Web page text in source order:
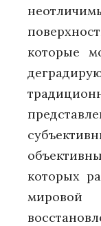
которые
которых